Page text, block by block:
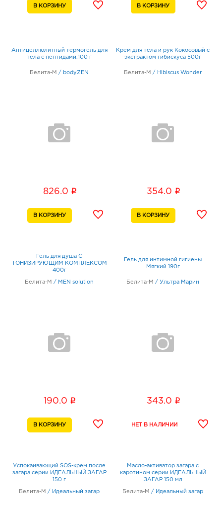
Антицеллюлитный термогель для
тела с пептидами,100 г
Белита-М / bodyZEN
826.0 i
Крем для тела и рук Кокосовый с
экстрактом гибискуса 500г
Белита-М / Hibiscus Wonder
354.0 i
Гель для душа С
ТОНИЗИРУЮЩИМ КОМПЛЕКСОМ
400г
Белита-М / МEN solution
190.0 i
Гель для интимной гигиены
Мягкий 190г
Белита-М / Ультра Марин
343.0 i
Успокаивающий SOS-крем после
загара серии ИДЕАЛЬНЫЙ ЗАГАР
150 г
Белита-М / Идеальный загар
Масло-активатор загара с
каротином серии ИДЕАЛЬНЫЙ
ЗАГАР 150 мл
Белита-М / Идеальный загар